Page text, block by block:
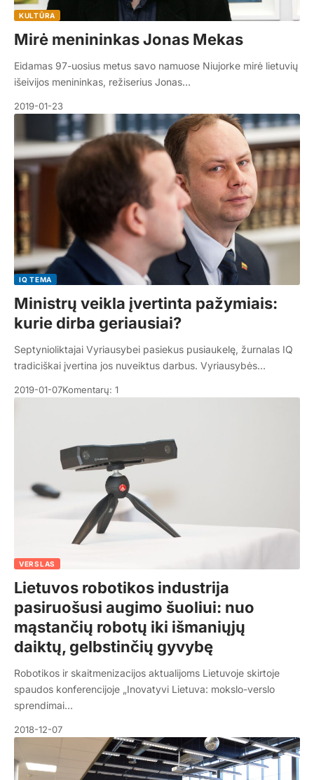
KULTŪRA
Mirė menininkas Jonas Mekas
Eidamas 97-uosius metus savo namuose Niujorke mirė lietuvių
išeivijos menininkas, režiserius Jonas…
2019-01-23
IQ TEMA
Ministrų veikla įvertinta pažymiais:
kurie dirba geriausiai?
Septynioliktajai Vyriausybei pasiekus pusiaukelę, žurnalas IQ
tradiciškai įvertina jos nuveiktus darbus. Vyriausybės…
2019-01-07Komentarų: 1
VERSLAS
Lietuvos robotikos industrija
pasiruošusi augimo šuoliui: nuo
mąstančių robotų iki išmaniųjų
daiktų, gelbstinčių gyvybę
Robotikos ir skaitmenizacijos aktualijoms Lietuvoje skirtoje
spaudos konferencijoje „Inovatyvi Lietuva: mokslo-verslo
sprendimai…
2018-12-07